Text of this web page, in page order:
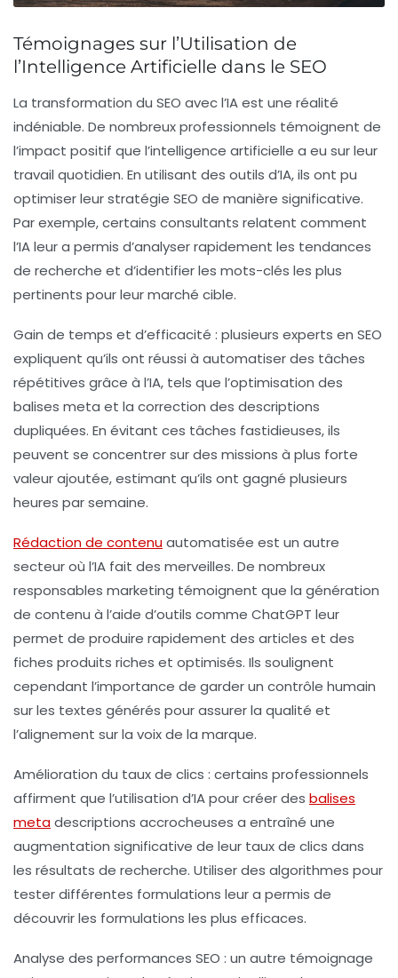
Témoignages sur l’Utilisation de
l’Intelligence Artificielle dans le SEO
La transformation du SEO avec l’IAest une réalité
indéniable. De nombreux professionnels témoignent de
l’impact positif que l’intelligence artificielle a eu sur leur
travail quotidien. En utilisant des outils d’IA, ils ont pu
optimiser leur stratégie SEO de manière significative.
Par exemple, certains consultants relatent comment
l’IA leur a permis d’analyser rapidement les tendances
de recherche et d’identifier les mots-clés les plus
pertinents pour leur marché cible.
Gain de temps et d’efficacité : plusieurs experts en SEO
expliquent qu’ils ont réussi à automatiser des tâches
répétitives grâce à l’IA, tels que l’optimisation des
balises meta et la correction des descriptions
dupliquées. En évitant ces tâches fastidieuses, ils
peuvent se concentrer sur des missions à plus forte
valeur ajoutée, estimant qu’ils ont gagné plusieurs
heures par semaine.
Rédaction de contenuautomatisée est un autre
secteur où l’IA fait des merveilles. De nombreux
responsables marketing témoignent que la génération
de contenu à l’aide d’outils comme ChatGPT leur
permet de produire rapidement des articles et des
fiches produits riches et optimisés. Ils soulignent
cependant l’importance de garder un contrôle humain
sur les textes générés pour assurer la qualité et
l’alignement sur la voix de la marque.
Amélioration du taux de clics : certains professionnels
affirment que l’utilisation d’IA pour créer des balises
metadescriptions accrocheuses a entraîné une
augmentation significative de leur taux de clics dans
les résultats de recherche. Utiliser des algorithmes pour
tester différentes formulations leur a permis de
découvrir les formulations les plus efficaces.
Analyse des performances SEO : un autre témoignage